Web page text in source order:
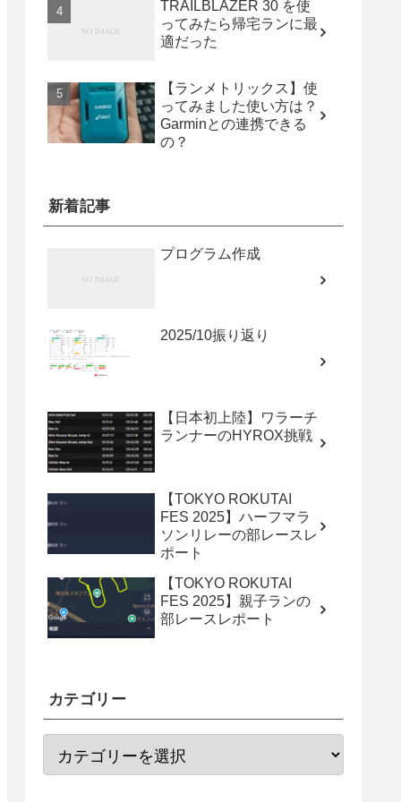
TRAILBLAZER 30 を使
ってみたら帰宅ランに最
適だった
【ランメトリックス】使
ってみました使い方は？
Garminとの連携できる
の？
新着記事
プログラム作成
2025/10振り返り
【日本初上陸】ワラーチ
ランナーのHYROX挑戦
【TOKYO ROKUTAI
FES 2025】ハーフマラ
ソンリレーの部レースレ
ポート
【TOKYO ROKUTAI
FES 2025】親子ランの
部レースレポート
カテゴリー